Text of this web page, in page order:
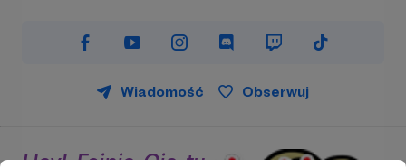
Wiadomość Obserwuj
Hey! Fajnie Cie tu